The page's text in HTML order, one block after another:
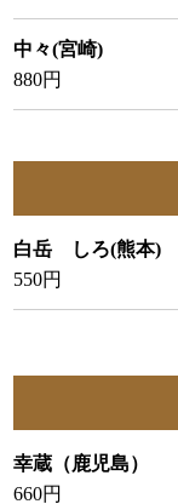
中々(宮崎)
880円
白岳 しろ(熊本)
550円
幸蔵（鹿児島）
660円